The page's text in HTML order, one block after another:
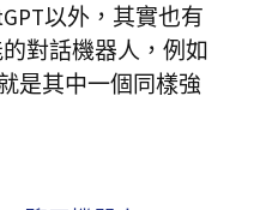
以外，其實也有
對話機器人，例如
是其中一個同樣強